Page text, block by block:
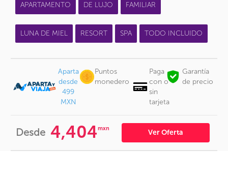
APARTAMENTO DE LUJO FAMILIAR
LUNA DE MIEL RESORT SPA TODO INCLUIDO
Aparta
desde
499
MXN
Puntos
monedero
Paga
con o
sin
tarjeta
Garantía
de precio
Desde 4,404mxn Ver Oferta